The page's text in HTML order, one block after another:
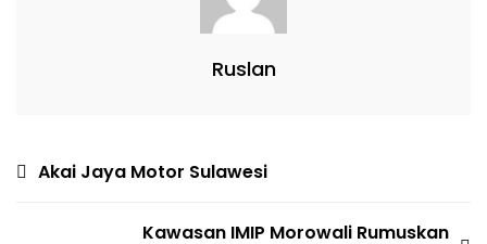
Ruslan
Akai Jaya Motor Sulawesi
Kawasan IMIP Morowali Rumuskan